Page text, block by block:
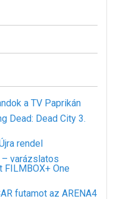
a TV Paprikán
Dead: Dead City 3.
rendel
varázslatos
FILMBOX+ One
futamot az ARENA4